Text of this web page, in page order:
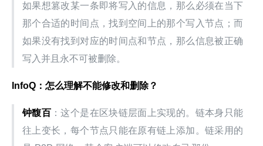
如果想篡改某一条即将写入的信息，那么必须在当下
那个合适的时间点，找到空间上的那个写入节点；而
如果没有找到对应的时间点和节点，那么信息被正确
写入并且永不可被删除。
InfoQ：怎么理解不能修改和删除？
钟馥百 ：这个是在区块链层面上实现的。链本身只能
往上变长，每个节点只能在原有链上添加。链采用的